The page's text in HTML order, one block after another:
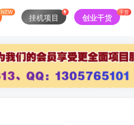
NEW
挂机项目 创业干货
干货